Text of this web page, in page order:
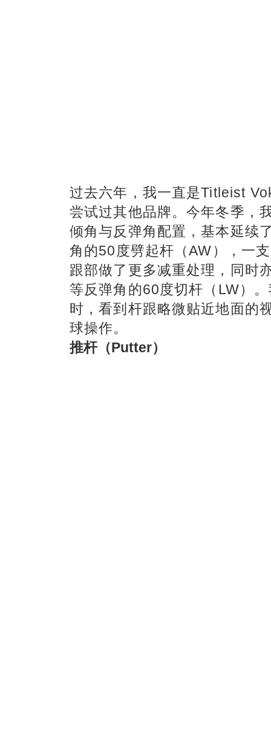
过去六年，我一直是Titleist
尝试过其他品牌。今年冬季，
倾角与反弹角配置，基本延续
角的50度劈起杆（AW），一
跟部做了更多减重处理，同时
等反弹角的60度切杆（LW）
时，看到杆跟略微贴近地面的
球操作。
推杆（Putter）